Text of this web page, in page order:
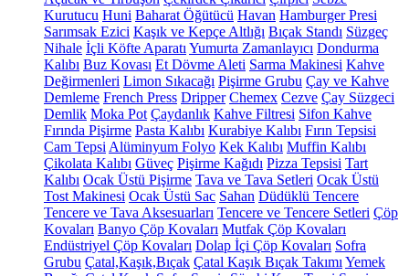
Kurutucu Huni Baharat Öğütücü Havan Hamburger Presi
Sarımsak Ezici Kaşık ve Kepçe Altlığı Bıçak Standı Süzgeç
Nihale İçli Köfte Aparatı Yumurta Zamanlayıcı Dondurma
Kalıbı Buz Kovası Et Dövme Aleti Sarma Makinesi Kahve
Değirmenleri Limon Sıkacağı Pişirme Grubu Çay ve Kahve
Demleme French Press Dripper Chemex Cezve Çay Süzgeci
Demlik Moka Pot Çaydanlık Kahve Filtresi Sifon Kahve
Fırında Pişirme Pasta Kalıbı Kurabiye Kalıbı Fırın Tepsisi
Cam Tepsi Alüminyum Folyo Kek Kalıbı Muffin Kalıbı
Çikolata Kalıbı Güveç Pişirme Kağıdı Pizza Tepsisi Tart
Kalıbı Ocak Üstü Pişirme Tava ve Tava Setleri Ocak Üstü
Tost Makinesi Ocak Üstü Sac Sahan Düdüklü Tencere
Tencere ve Tava Aksesuarları Tencere ve Tencere Setleri Çöp
Kovaları Banyo Çöp Kovaları Mutfak Çöp Kovaları
Endüstriyel Çöp Kovaları Dolap İçi Çöp Kovaları Sofra
Grubu Çatal,Kaşık,Bıçak Çatal Kaşık Bıçak Takımı Yemek